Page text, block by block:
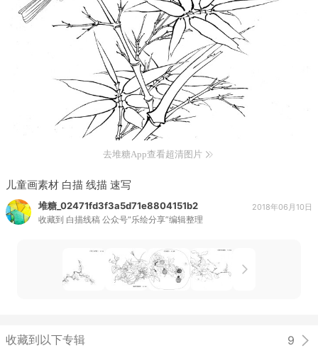
去堆糖App查看超清图片
儿童画素材 白描 线描 速写
堆糖_02471fd3f3a5d71e8804151b2
收藏到 白描线稿 公众号“乐绘分享”编辑整理
2018年06月10日
收藏到以下专辑 9